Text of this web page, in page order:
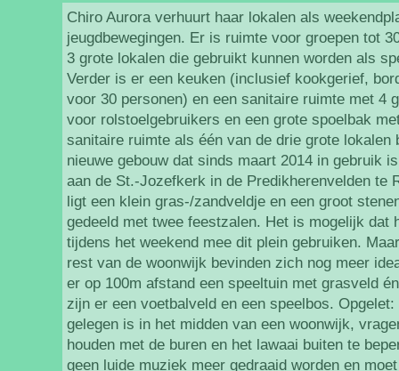
Chiro Aurora verhuurt haar lokalen als
jeugdbewegingen. Er is ruimte voor groepen tot
3 grote lokalen die gebruikt kunnen worden als
Verder is er een keuken (inclusief kookgerief,
voor 30 personen) en een sanitaire ruimte met 4
voor rolstoelgebruikers en een grote spoelbak
sanitaire ruimte als één van de drie grote lokalen
nieuwe gebouw dat sinds maart 2014 in gebruik
aan de St.-Jozefkerk in de Predikherenvelden te
ligt een klein gras-/zandveldje en een groot
gedeeld met twee feestzalen. Het is mogelijk dat
tijdens het weekend mee dit plein gebruiken.
rest van de woonwijk bevinden zich nog meer
er op 100m afstand een speeltuin met grasveld
zijn er een voetbalveld en een speelbos.
gelegen is in het midden van een woonwijk,
houden met de buren en het lawaai buiten te
geen luide muziek meer gedraaid worden en